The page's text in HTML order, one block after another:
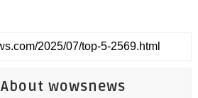
About wowsnews